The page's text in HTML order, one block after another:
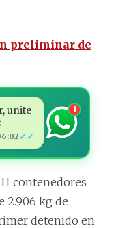
preliminar de
unite
✓✓
1
contenedores
2.906 kg de
detenido en